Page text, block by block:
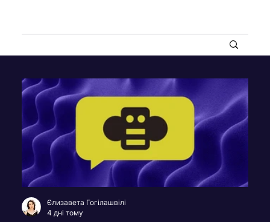
Єлизавета Гогілашвілі
4 дні тому